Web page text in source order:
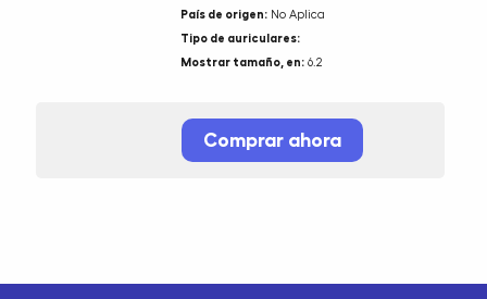
País de origen: No Aplica
Tipo de auriculares:
Mostrar tamaño, en: 6.2
Comprar ahora